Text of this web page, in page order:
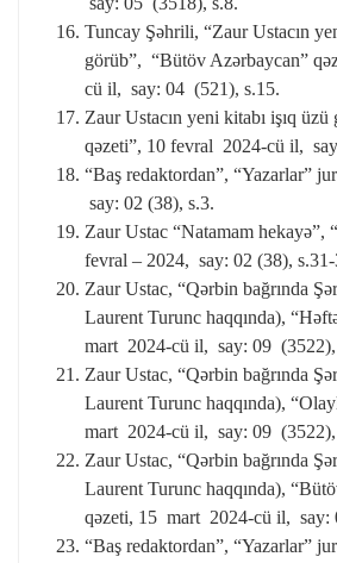
Tuncay Şəhrili, “Zaur Ustacın
görüb”, “Bütöv Azərbaycan”
cü il, say: 04 (521), s.15.
Zaur Ustacın yeni kitabı işıq
qəzeti”, 10 fevral 2024-cü il,
“Baş redaktordan”, “Yazarlar”
say: 02 (38), s.3.
Zaur Ustac “Natamam hekayə”,
fevral – 2024, say: 02 (38), s.31-
Zaur Ustac, “Qərbin bağrında
Laurent Turunc haqqında),
mart 2024-cü il, say: 09 (3522),
Zaur Ustac, “Qərbin bağrında
Laurent Turunc haqqında),
mart 2024-cü il, say: 09 (3522),
Zaur Ustac, “Qərbin bağrında
Laurent Turunc haqqında),
qəzeti, 15 mart 2024-cü il, say:
“Baş redaktordan”, “Yazarlar”